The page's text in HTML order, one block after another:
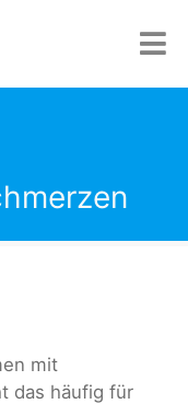
mit
das häufig für